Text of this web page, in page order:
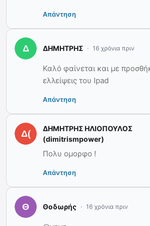
Απάντηση
ΔΗΜΗΤΡΗΣ 16 χρόνια πριν
Καλό φαίνεται και με
ελλείψεις του Ipad
Απάντηση
ΔΗΜΗΤΡΗΣ ΗΛΙΟΠΟΥΛΟΣ
(dimitrismpower)
Πολυ ομορφο !
Απάντηση
Θοδωρής 16 χρόνια πριν